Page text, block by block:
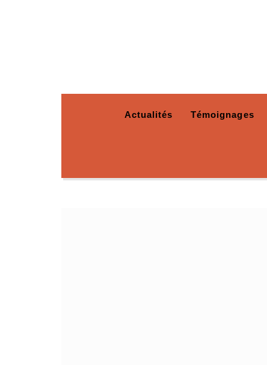
Actualités Témoignages